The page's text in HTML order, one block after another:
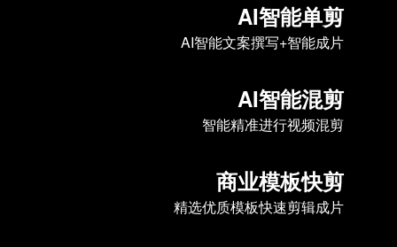
AI智能单剪
AI智能文案撰写+智能成片
AI智能混剪
智能精准进行视频混剪
商业模板快剪
精选优质模板快速剪辑成片